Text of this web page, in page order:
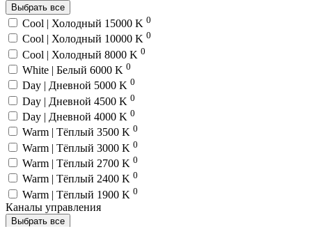
Выбрать все
Cool | Холодный 15000 K 0
Cool | Холодный 10000 K 0
Cool | Холодный 8000 K 0
White | Белый 6000 K 0
Day | Дневной 5000 K 0
Day | Дневной 4500 K 0
Day | Дневной 4000 K 0
Warm | Тёплый 3500 K 0
Warm | Тёплый 3000 K 0
Warm | Тёплый 2700 K 0
Warm | Тёплый 2400 K 0
Warm | Тёплый 1900 K 0
Каналы управления
Выбрать все